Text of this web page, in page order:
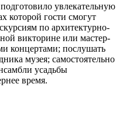
увлекательную
которой гости смогут
по архитектурно-
викторине или мастер-
концертами; послушать
музея; самостоятельно
усадьбы
время.